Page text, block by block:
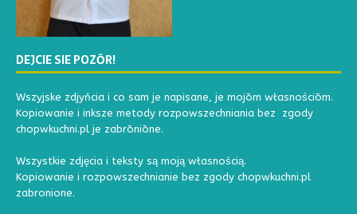
DEJCIE SIE POZŌR!
Wszyjske zdjyńcia i co sam je napisane, je mojōm własnościōm.
Kopiowanie i inksze metody rozpowszechniania bez zgody
chopwkuchni.pl je zabrōniōne.
Wszystkie zdjęcia i teksty są moją własnością.
Kopiowanie i rozpowszechnianie bez zgody chopwkuchni.pl
zabronione.